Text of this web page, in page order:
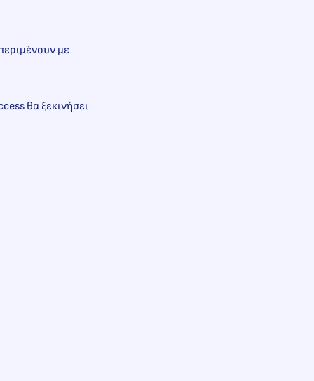
με
θα ξεκινήσει